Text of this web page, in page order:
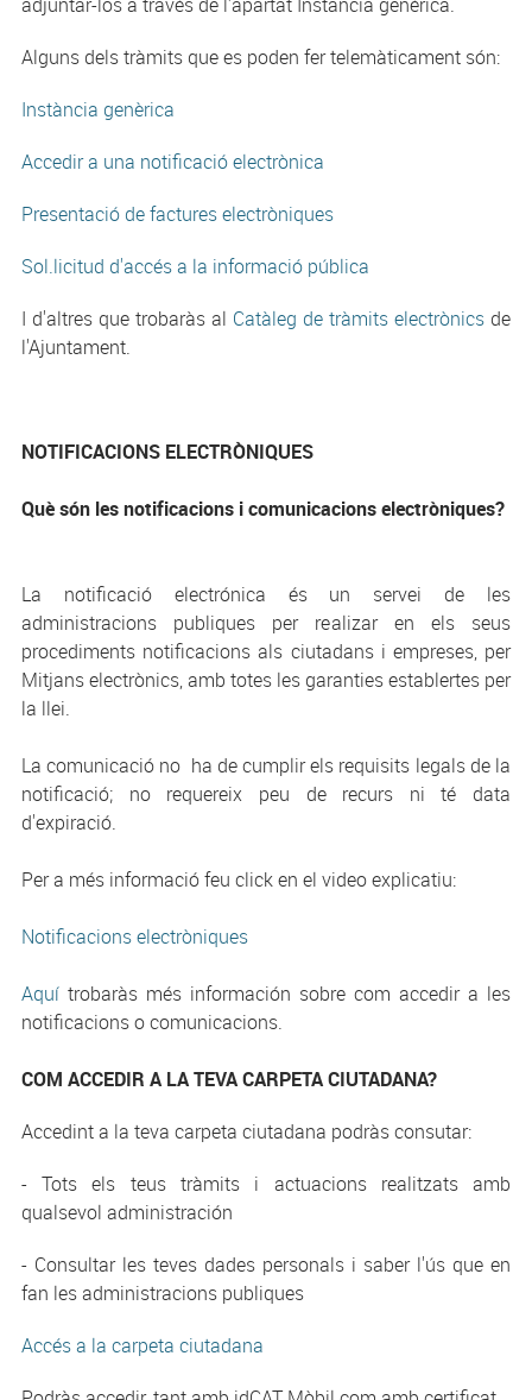
Alguns dels tràmits que es poden fer telemàticament són:
Instància genèrica
Accedir a una notificació electrònica
Presentació de factures electròniques
Sol.licitud d'accés a la informació pública
I d'altres que trobaràs al Catàleg de tràmits electrònics de
l'Ajuntament.
NOTIFICACIONS ELECTRÒNIQUES
Què són les notificacions i comunicacions electròniques?
La notificació electrónica és un servei de les
administracions publiques per realizar en els seus
procediments notificacions als ciutadans i empreses, per
Mitjans electrònics, amb totes les garanties establertes per
la llei.
La comunicació no ha de cumplir els requisits legals de la
notificació; no requereix peu de recurs ni té data
d'expiració.
Per a més informació feu click en el video explicatiu:
Notificacions electròniques
Aquítrobaràs més información sobre com accedir a les
notificacions o comunicacions.
COM ACCEDIR A LA TEVA CARPETA CIUTADANA?
Accedint a la teva carpeta ciutadana podràs consutar:
- Tots els teus tràmits i actuacions realitzats amb
qualsevol administración
- Consultar les teves dades personals i saber l'ús que en
fan les administracions publiques
Accés a la carpeta ciutadana